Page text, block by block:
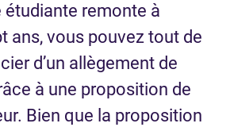
étudiante remonte à
ans, vous pouvez tout de
d’un allègement de
à une proposition de
Bien que la proposition